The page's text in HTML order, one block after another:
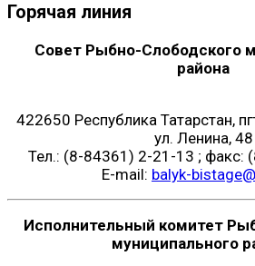
Горячая линия
Совет Рыбно-Слободского
района
422650 Республика Татарстан,
ул. Ленина, 48
Тел.: (8-84361) 2-21-13 ; факс:
E-mail: balyk-
Исполнительный комитет
муниципального